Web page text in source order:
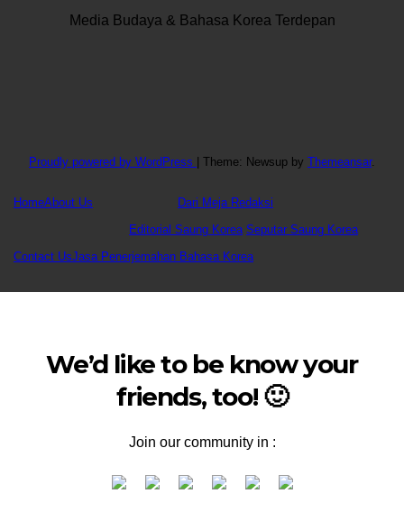
Media Budaya & Bahasa Korea Terdepan
Proudly powered by WordPress Theme: Newsup by Themeansar.
HomeAbout Us
Dari Meja Redaksi
Editorial Saung Korea Seputar Saung Korea
Contact UsJasa Penerjemahan Bahasa Korea
We’d like to be know your
friends, too! 🙂
Join our community in :